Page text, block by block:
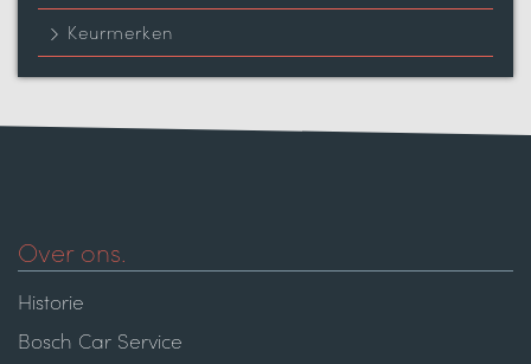
Keurmerken
Over ons.
Historie
Bosch Car Service